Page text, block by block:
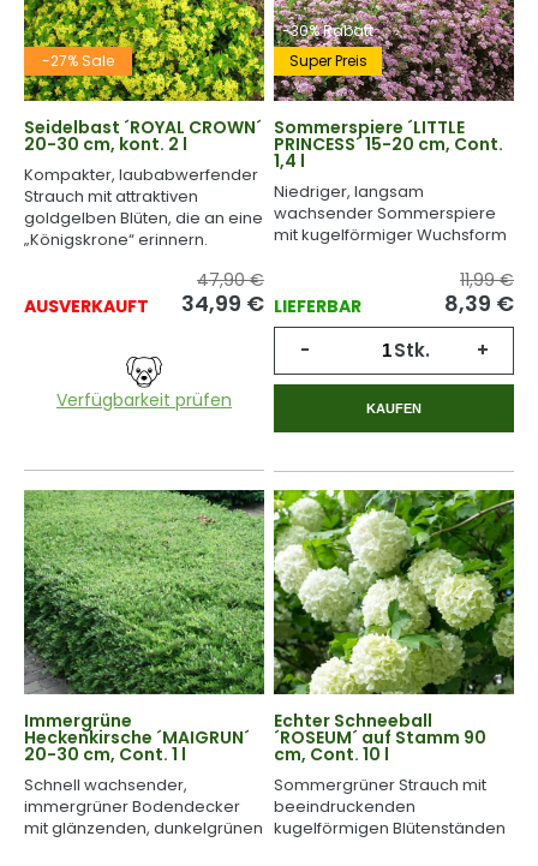
-27% Sale
Seidelbast ´ROYAL CROWN´
20-30 cm, kont. 2 l
Kompakter, laubabwerfender
Strauch mit attraktiven
goldgelben Blüten, die an eine
„Königskrone“ erinnern.
AUSVERKAUFT
47,90 €
34,99 €
Verfügbarkeit prüfen
-30% Rabatt
Super Preis
Sommerspiere ´LITTLE
PRINCESS´ 15-20 cm, Cont.
1,4 l
Niedriger, langsam
wachsender Sommerspiere
mit kugelförmiger Wuchsform
LIEFERBAR
11,99 €
8,39 €
- Stk. +
KAUFEN
Immergrüne
Heckenkirsche ´MAIGRUN´
20-30 cm, Cont. 1 l
Schnell wachsender,
immergrüner Bodendecker
mit glänzenden, dunkelgrünen
Echter Schneeball
´ROSEUM´ auf Stamm 90
cm, Cont. 10 l
Sommergrüner Strauch mit
beeindruckenden
kugelförmigen Blütenständen